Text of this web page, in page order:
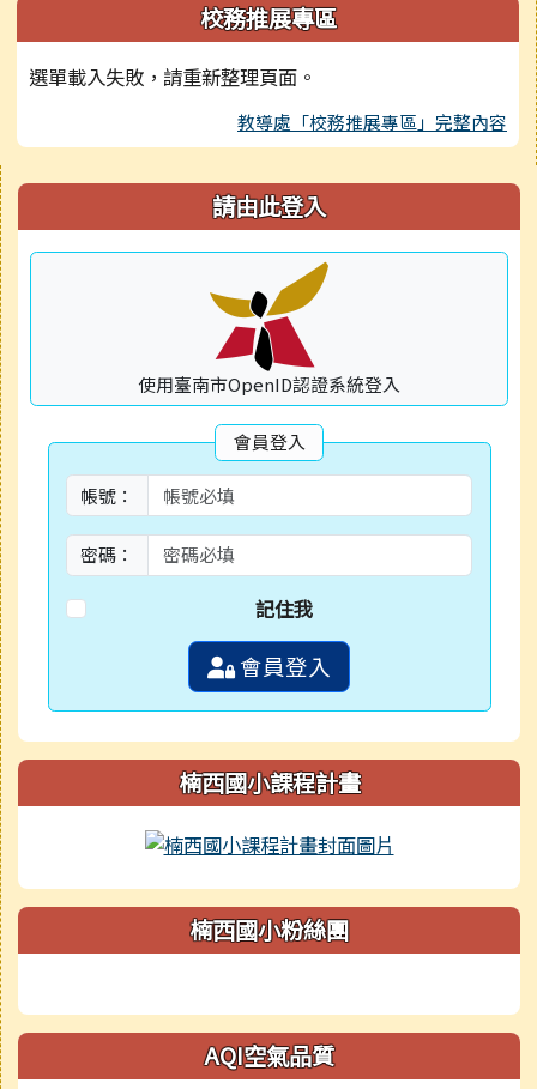
校務推展專區
選單載入失敗，請重新整理頁面。
教導處「校務推展專區」完整內容
右邊區域內容 請由此登入
使用臺南市OpenID認證系統登入
會員登入
帳號：
密碼：
記住我
會員登入
楠西國小課程計畫
楠西國小粉絲團
AQI空氣品質